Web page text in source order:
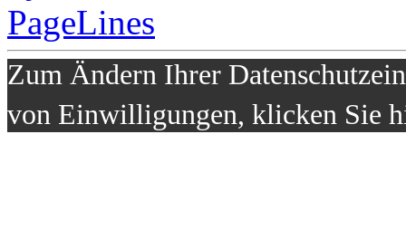
Zum Ändern Ihrer
von Einwilligungen, klicken Sie